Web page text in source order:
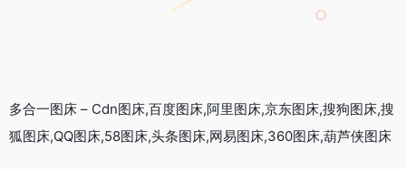
多合一图床 – Cdn图床,百度图床,阿里图床,京东图床,搜狗图床,搜
狐图床,QQ图床,58图床,头条图床,网易图床,360图床,葫芦侠图床